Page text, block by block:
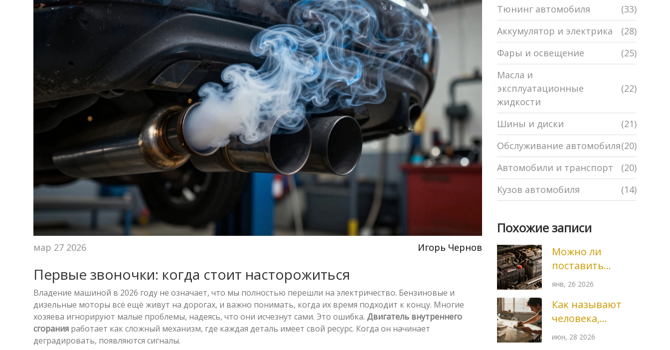
мар 27 2026 Игорь Чернов
Первые звоночки: когда стоит насторожиться
Владение машиной в 2026 году не означает, что мы полностью перешли на электричество. Бензиновые и
дизельные моторы всё ещё живут на дорогах, и важно понимать, когда их время подходит к концу. Многие
хозяева игнорируют малые проблемы, надеясь, что они исчезнут сами. Это ошибка.Двигатель внутреннего
сгорания работает как сложный механизм, где каждая деталь имеет свой ресурс. Когда он начинает
деградировать, появляются сигналы.
Тюнинг автомобиля
(33)
Аккумулятор и электрика
(28)
Фары и освещение
(25)
Масла и
эксплуатационные
жидкости
(22)
Шины и диски
(21)
Обслуживание автомобиля(20)
Автомобили и транспорт
(20)
Кузов автомобиля
(14)
Похожие записи
Можно ли
поставить
аккумулятор 60
А·ч: что важно
знать
янв, 26 2026
Как называют
человека,
который любит
июн, 28 2026